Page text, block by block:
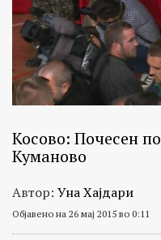
Косово: Почесен
Куманово
Автор: Уна Хајдари
Објавено на 26 мај 2015 во 0:11